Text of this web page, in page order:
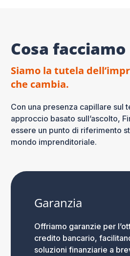
Cosa facciamo
Siamo la tutela
che cambia.
Con una presenza capillare sul
approccio basato sull’ascolto,
essere un punto di riferimento
mondo imprenditoriale.
Garanzia
Offriamo garanzie per
credito bancario,
soluzioni finanziarie a